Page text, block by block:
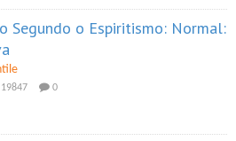
Segundo o Espiritismo: Normal:
19847 0